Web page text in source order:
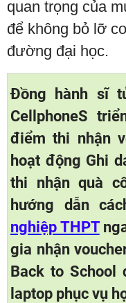
quan trọng của
để không bỏ lỡ
đường đại học.
Đồng hành sĩ
CellphoneS
điểm thi nhận
hoạt động Ghi
thi nhận quà
hướng dẫn
nghiệp THPT
gia nhận
Back to School
laptop phục vụ